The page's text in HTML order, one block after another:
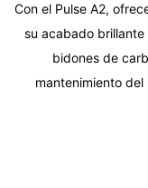
Con el Pulse A2,
su acabado brillante
bidones de
mantenimiento